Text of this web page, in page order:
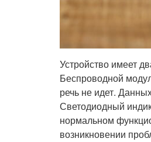
Устройство имеет
Беспроводной
речь не идет.
Светодиодный
нормальном
возникновении